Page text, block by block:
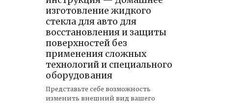
изготовление жидкого
стекла для авто для
восстановления и защиты
поверхностей без
применения сложных
технологий и специального
оборудования
Представьте себе возможность
изменить внешний вид вашего